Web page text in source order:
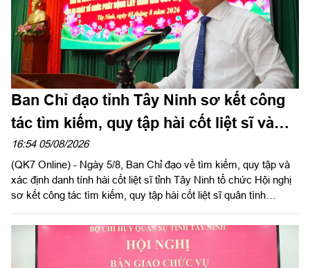
Ban Chỉ đạo tỉnh Tây Ninh sơ kết công
tác tìm kiếm, quy tập hài cốt liệt sĩ và
đẩy mạnh Chiến dịch 500 ngày đêm
16:54 05/08/2026
(QK7 Online) - Ngày 5/8, Ban Chỉ đạo về tìm kiếm, quy tập và
xác định danh tính hài cốt liệt sĩ tỉnh Tây Ninh tổ chức Hội nghị
sơ kết công tác tìm kiếm, quy tập hài cốt liệt sĩ quân tình
tranh tại Campuchia đưa về nước giai đoạn XXV; rút kinh
nghiệm sau 60 ngày triển khai lấy mẫu hài cốt liệt sĩ; phát động
đợt thi đua cao điểm với chủ đề “350 ngày đêm thần tốc, quyết